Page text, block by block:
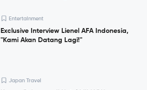
Entertainment
Exclusive Interview Lienel AFA Indonesia,
"Kami Akan Datang Lagi!"
Japan Travel